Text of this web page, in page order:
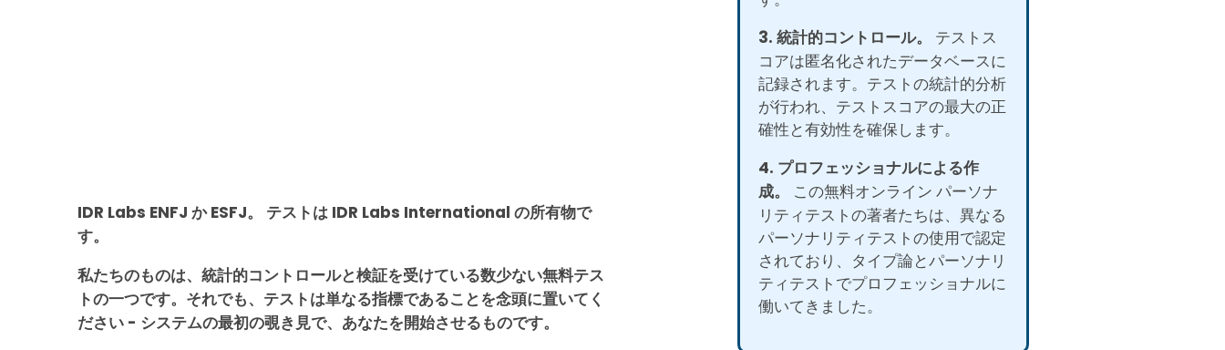
IDR Labs ENFJ か ESFJ。 テストは IDR Labs International の所有物で
す。
私たちのものは、統計的コントロールと検証を受けている数少ない無料テス
トの一つです。それでも、テストは単なる指標であることを念頭に置いてく
ださい - システムの最初の覗き見で、あなたを開始させるものです。
3. 統計的コントロール。
テストス
コアは匿名化されたデータベースに
記録されます。テストの統計的分析
が行われ、テストスコアの最大の正
確性と有効性を確保します。
4. プロフェッショナルによる作
成。
この無料オンライン パーソナ
リティテストの著者たちは、異なる
パーソナリティテストの使用で認定
されており、タイプ論とパーソナリ
ティテストでプロフェッショナルに
働いてきました。